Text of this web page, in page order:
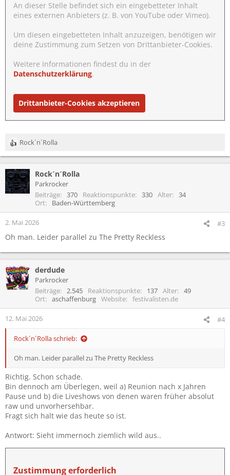
An dieser Stelle befindet sich ein eingebetteter Inhalt
eines externen Anbieters (z. B. von YouTube oder Vimeo).
Um diesen eingebetteten Inhalt anzuzeigen, benötigen wir
deine Zustimmung zum Setzen von Drittanbieter-Cookies.
Weitere Informationen findest du in der
Datenschutzerklärung.
Drittanbieter-Cookies akzeptieren
R
e
k
t
i
n
:
Rock´n´Rolla
Rock´n´Rolla
Parkrocker
Beiträge
370 Reaktionspunkte 330 Alter
34
Ort
Baden-Württemberg
2. Mai 2026 #3
Oh man. Leider parallel zu The Pretty Reckless
derdude
Parkrocker
Beiträge
2.545 Reaktionspunkte 137 Alter
49
Ort
aschaffenburg Website festivalisten.de
12. Mai 2026 #4
Rock´n´Rolla schrieb:
Oh man. Leider parallel zu The Pretty Reckless
Richtig. Schon schade.
Bin dennoch am Überlegen, weil a) Reunion nach x Jahren
Pause und b) die Liveshows von denen waren früher absolut
raw und unvorhersehbar.
Fragt sich halt wie das heute so ist.
Antwort: Sieht immernoch ziemlich wild aus..
Zustimmung erforderlich